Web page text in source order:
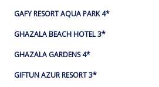
GAFY RESORT AQUA PARK 4*
GHAZALA BEACH HOTEL 3*
GHAZALA GARDENS 4*
GIFTUN AZUR RESORT 3*